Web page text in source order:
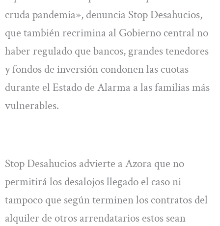
cruda pandemia», denuncia Stop Desahucios,
que también recrimina al Gobierno central no
haber regulado que bancos, grandes tenedores
y fondos de inversión condonen las cuotas
durante el Estado de Alarma a las familias más
vulnerables.
Stop Desahucios advierte a Azora que no
permitirá los desalojos llegado el caso ni
tampoco que según terminen los contratos del
alquiler de otros arrendatarios estos sean